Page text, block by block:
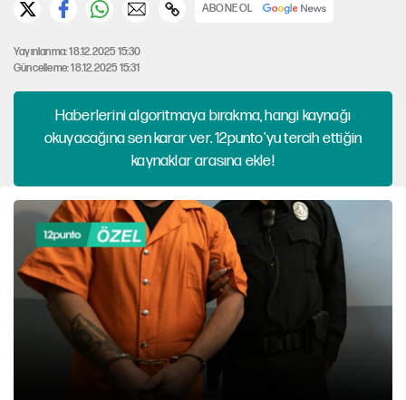
ABONE OL
Yayınlanma: 18.12.2025 15:30
Güncelleme: 18.12.2025 15:31
Haberlerini algoritmaya bırakma, hangi kaynağı
okuyacağına sen karar ver. 12punto'yu tercih ettiğin
kaynaklar arasına ekle!